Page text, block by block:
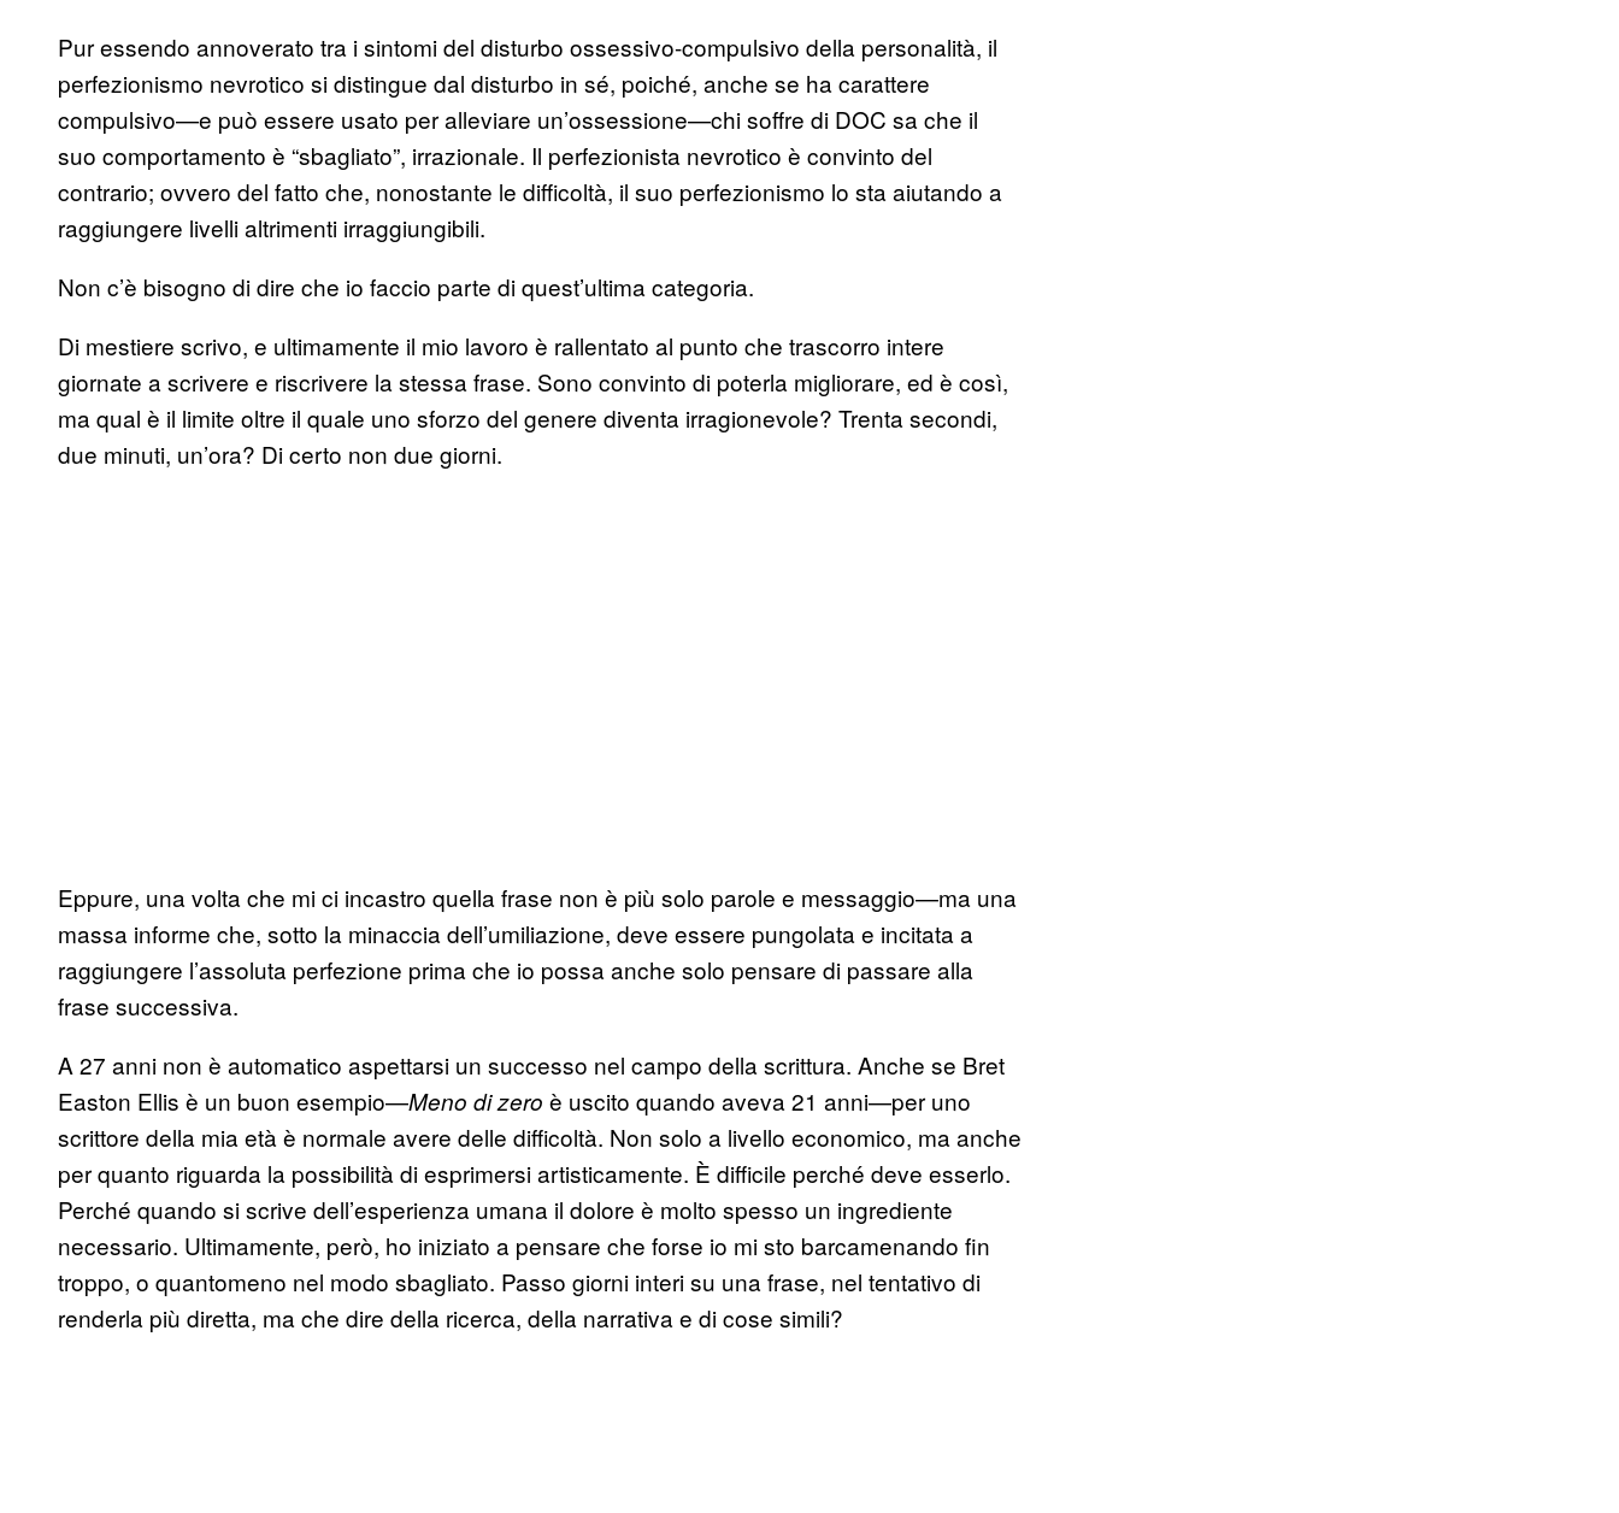
Pur essendo annoverato tra i sintomi del disturbo ossessivo-compulsivo della personalità, il
perfezionismo nevrotico si distingue dal disturbo in sé, poiché, anche se ha carattere
compulsivo—e può essere usato per alleviare un’ossessione—chi soffre di DOC sa che il
suo comportamento è “sbagliato”, irrazionale. Il perfezionista nevrotico è convinto del
contrario; ovvero del fatto che, nonostante le difficoltà, il suo perfezionismo lo sta aiutando a
raggiungere livelli altrimenti irraggiungibili.
Non c’è bisogno di dire che io faccio parte di quest’ultima categoria.
Di mestiere scrivo, e ultimamente il mio lavoro è rallentato al punto che trascorro intere
giornate a scrivere e riscrivere la stessa frase. Sono convinto di poterla migliorare, ed è così,
ma qual è il limite oltre il quale uno sforzo del genere diventa irragionevole? Trenta secondi,
due minuti, un’ora? Di certo non due giorni.
Eppure, una volta che mi ci incastro quella frase non è più solo parole e messaggio—ma una
massa informe che, sotto la minaccia dell’umiliazione, deve essere pungolata e incitata a
raggiungere l’assoluta perfezione prima che io possa anche solo pensare di passare alla
frase successiva.
A 27 anni non è automatico aspettarsi un successo nel campo della scrittura. Anche se Bret
Easton Ellis è un buon esempio—Meno di zero è uscito quando aveva 21 anni—per uno
scrittore della mia età è normale avere delle difficoltà. Non solo a livello economico, ma anche
per quanto riguarda la possibilità di esprimersi artisticamente. È difficile perché deve esserlo.
Perché quando si scrive dell’esperienza umana il dolore è molto spesso un ingrediente
necessario. Ultimamente, però, ho iniziato a pensare che forse io mi sto barcamenando fin
troppo, o quantomeno nel modo sbagliato. Passo giorni interi su una frase, nel tentativo di
renderla più diretta, ma che dire della ricerca, della narrativa e di cose simili?